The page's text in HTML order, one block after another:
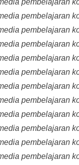
pembelajaran
pembelajaran
pembelajaran
pembelajaran
pembelajaran
pembelajaran
pembelajaran
pembelajaran
pembelajaran
pembelajaran
pembelajaran
pembelajaran